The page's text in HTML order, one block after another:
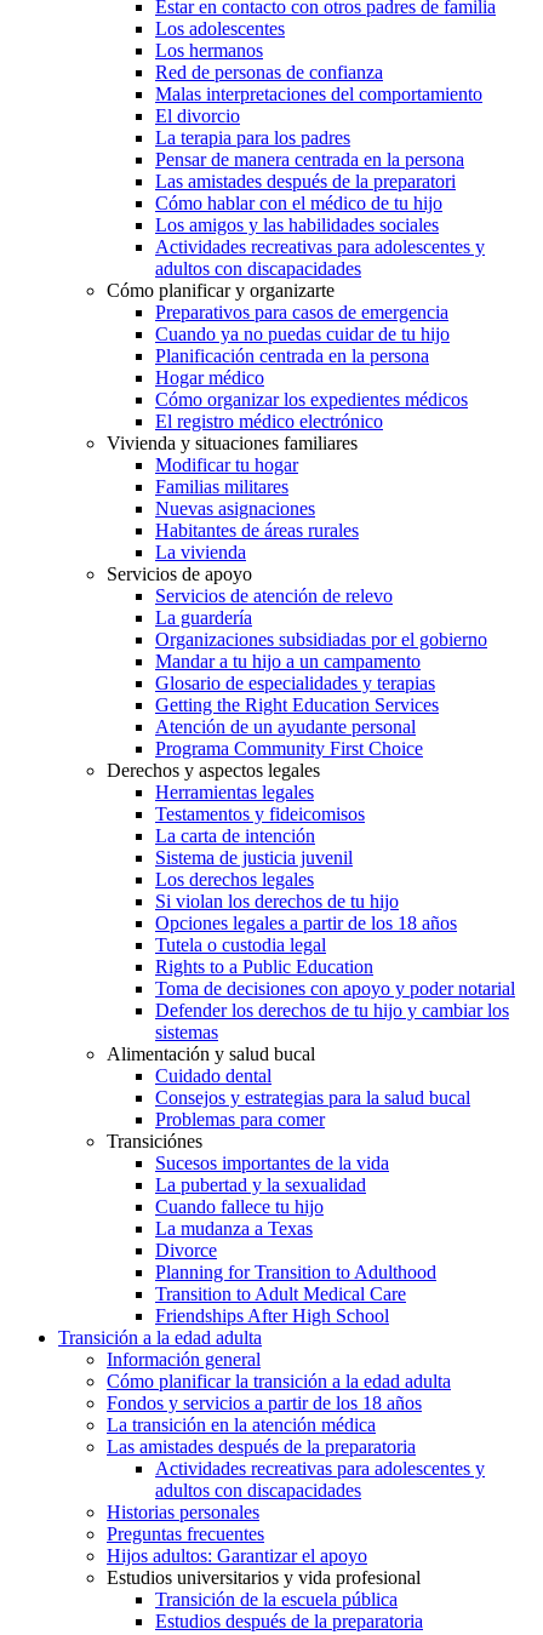
Estar en contacto con otros padres de familia
Los adolescentes
Los hermanos
Red de personas de confianza
Malas interpretaciones del comportamiento
El divorcio
La terapia para los padres
Pensar de manera centrada en la persona
Las amistades después de la preparatori
Cómo hablar con el médico de tu hijo
Los amigos y las habilidades sociales
Actividades recreativas para adolescentes y
adultos con discapacidades
Cómo planificar y organizarte
Preparativos para casos de emergencia
Cuando ya no puedas cuidar de tu hijo
Planificación centrada en la persona
Hogar médico
Cómo organizar los expedientes médicos
El registro médico electrónico
Vivienda y situaciones familiares
Modificar tu hogar
Familias militares
Nuevas asignaciones
Habitantes de áreas rurales
La vivienda
Servicios de apoyo
Servicios de atención de relevo
La guardería
Organizaciones subsidiadas por el gobierno
Mandar a tu hijo a un campamento
Glosario de especialidades y terapias
Getting the Right Education Services
Atención de un ayudante personal
Programa Community First Choice
Derechos y aspectos legales
Herramientas legales
Testamentos y fideicomisos
La carta de intención
Sistema de justicia juvenil
Los derechos legales
Si violan los derechos de tu hijo
Opciones legales a partir de los 18 años
Tutela o custodia legal
Rights to a Public Education
Toma de decisiones con apoyo y poder notarial
Defender los derechos de tu hijo y cambiar los
sistemas
Alimentación y salud bucal
Cuidado dental
Consejos y estrategias para la salud bucal
Problemas para comer
Transiciónes
Sucesos importantes de la vida
La pubertad y la sexualidad
Cuando fallece tu hijo
La mudanza a Texas
Divorce
Planning for Transition to Adulthood
Transition to Adult Medical Care
Friendships After High School
Transición a la edad adulta
Información general
Cómo planificar la transición a la edad adulta
Fondos y servicios a partir de los 18 años
La transición en la atención médica
Las amistades después de la preparatoria
Actividades recreativas para adolescentes y
adultos con discapacidades
Historias personales
Preguntas frecuentes
Hijos adultos: Garantizar el apoyo
Estudios universitarios y vida profesional
Transición de la escuela pública
Estudios después de la preparatoria